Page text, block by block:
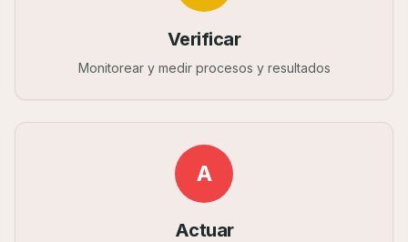
Verificar
Monitorear y medir procesos y resultados
A
Actuar